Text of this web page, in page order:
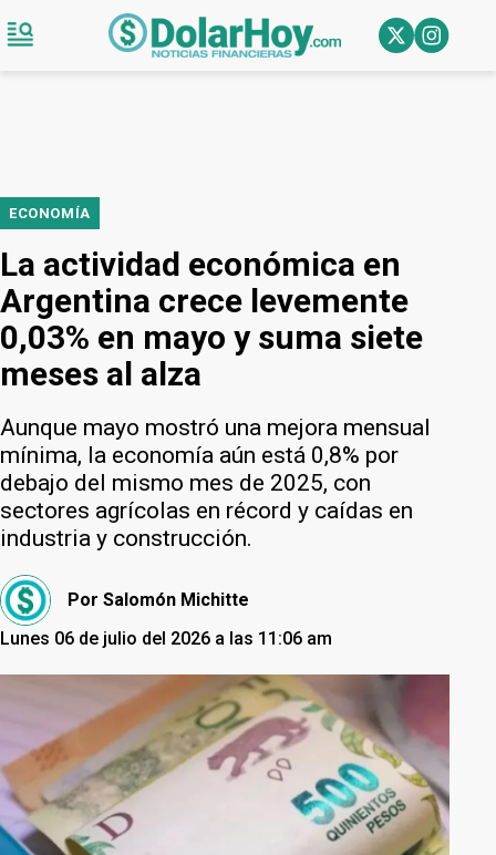
ECONOMÍA
La actividad económica en
Argentina crece levemente
0,03% en mayo y suma siete
meses al alza
Aunque mayo mostró una mejora mensual
mínima, la economía aún está 0,8% por
debajo del mismo mes de 2025, con
sectores agrícolas en récord y caídas en
industria y construcción.
Por Salomón Michitte
Lunes 06 de julio del 2026 a las 11:06 am